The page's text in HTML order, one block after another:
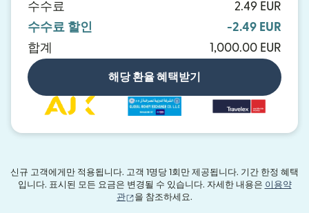
수수료
2.49 EUR
수수료 할인
-2.49 EUR
합계
1,000.00 EUR
해당 환율 혜택받기
신규 고객에게만 적용됩니다. 고객 1명당 1회만 제공됩니다. 기간 한정 혜택
입니다. 표시된 모든 요금은 변경될 수 있습니다. 자세한 내용은 이용약
관
(새 창에서 열림)
을 참조하세요.